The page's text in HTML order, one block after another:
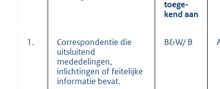
toege-
kend aan
1.
Correspondentie die
uitsluitend
mededelingen,
inlichtingen of feitelijke
informatie bevat.
B&W/ B